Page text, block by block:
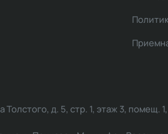
д. 5, стр. 1, этаж 3, помещ.